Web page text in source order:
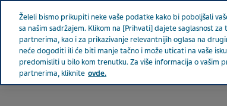
Teva u svetu Vesti
SRBIJA
Želeli bismo prikupiti neke vaše podatke kako bi poboljšali
sa našim sadržajem. Klikom na [Prihvati] dajete saglasnost
partnerima, kao i za prikazivanje relevantnijih oglasa na
neće dogoditi ili će biti manje tačno i može uticati na vaše
predomisliti u bilo kom trenutku. Za više informacija o vašim
partnerima, kliknite ovde.